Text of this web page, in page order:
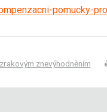
pomucky-
znevýhodněním